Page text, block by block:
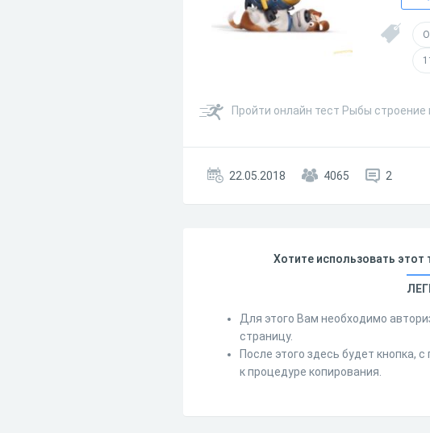
Пройти онлайн тест Рыбы
22.05.2018 4065 2
Хотите использовать этот
Для этого Вам необходимо
страницу.
После этого здесь будет
к процедуре копирования.